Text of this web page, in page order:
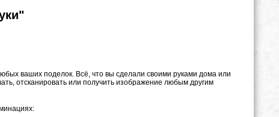
ваших поделок. Всё, что вы сделали своими руками дома или
отсканировать или получить изображение любым другим